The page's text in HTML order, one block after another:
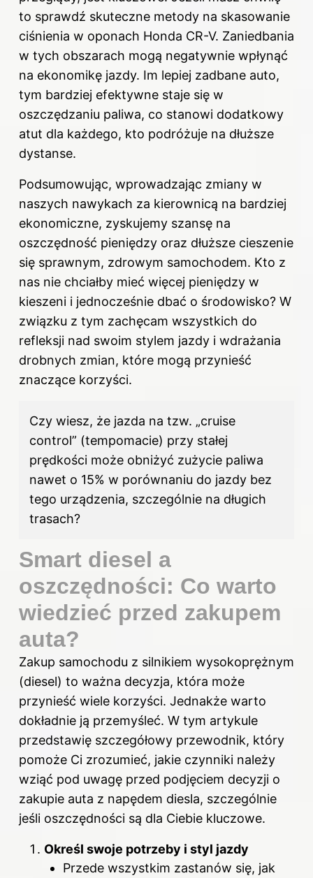
to sprawdź skuteczne metody na skasowanie
ciśnienia w oponach Honda CR-V. Zaniedbania
w tych obszarach mogą negatywnie wpłynąć
na ekonomikę jazdy. Im lepiej zadbane auto,
tym bardziej efektywne staje się w
oszczędzaniu paliwa, co stanowi dodatkowy
atut dla każdego, kto podróżuje na dłuższe
dystanse.
Podsumowując, wprowadzając zmiany w
naszych nawykach za kierownicą na bardziej
ekonomiczne, zyskujemy szansę na
oszczędność pieniędzy oraz dłuższe cieszenie
się sprawnym, zdrowym samochodem. Kto z
nas nie chciałby mieć więcej pieniędzy w
kieszeni i jednocześnie dbać o środowisko? W
związku z tym zachęcam wszystkich do
refleksji nad swoim stylem jazdy i wdrażania
drobnych zmian, które mogą przynieść
znaczące korzyści.
Czy wiesz, że jazda na tzw. „cruise
control” (tempomacie) przy stałej
prędkości może obniżyć zużycie paliwa
nawet o 15% w porównaniu do jazdy bez
tego urządzenia, szczególnie na długich
trasach?
Smart diesel a
oszczędności: Co warto
wiedzieć przed zakupem
auta?
Zakup samochodu z silnikiem wysokoprężnym
(diesel) to ważna decyzja, która może
przynieść wiele korzyści. Jednakże warto
dokładnie ją przemyśleć. W tym artykule
przedstawię szczegółowy przewodnik, który
pomoże Ci zrozumieć, jakie czynniki należy
wziąć pod uwagę przed podjęciem decyzji o
zakupie auta z napędem diesla, szczególnie
jeśli oszczędności są dla Ciebie kluczowe.
Określ swoje potrzeby i styl jazdy
Przede wszystkim zastanów się, jak